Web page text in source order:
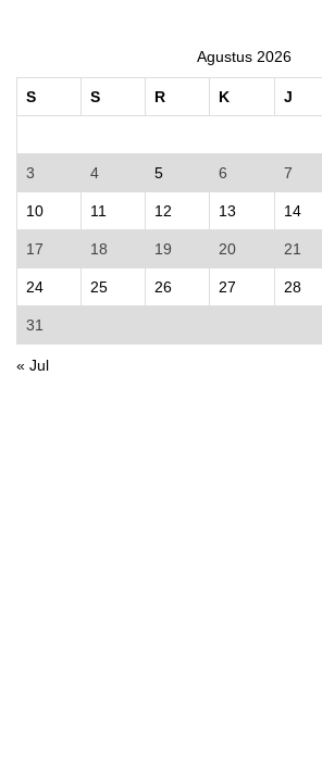
Agustus 2026
S S R K J
3 4 5 6 7
10 11 12 13 14
17 18 19 20 21
24 25 26 27 28
31
« Jul